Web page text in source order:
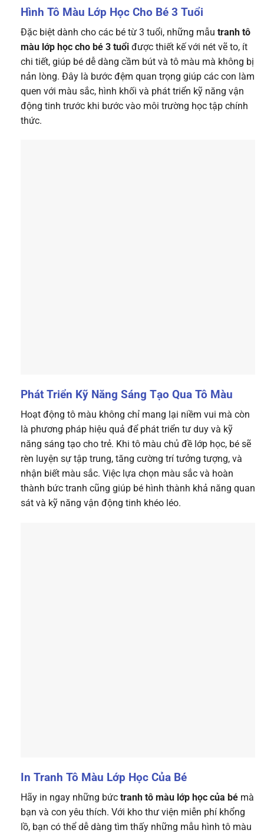
Hình Tô Màu Lớp Học Cho Bé 3 Tuổi
Đặc biệt dành cho các bé từ 3 tuổi, những mẫu tranh tô
màu lớp học cho bé 3 tuổi được thiết kế với nét vẽ to, ít
chi tiết, giúp bé dễ dàng cầm bút và tô màu mà không bị
nản lòng. Đây là bước đệm quan trọng giúp các con làm
quen với màu sắc, hình khối và phát triển kỹ năng vận
động tinh trước khi bước vào môi trường học tập chính
thức.
Phát Triển Kỹ Năng Sáng Tạo Qua Tô Màu
Hoạt động tô màu không chỉ mang lại niềm vui mà còn
là phương pháp hiệu quả để phát triển tư duy và kỹ
năng sáng tạo cho trẻ. Khi tô màu chủ đề lớp học, bé sẽ
rèn luyện sự tập trung, tăng cường trí tưởng tượng, và
nhận biết màu sắc. Việc lựa chọn màu sắc và hoàn
thành bức tranh cũng giúp bé hình thành khả năng quan
sát và kỹ năng vận động tinh khéo léo.
In Tranh Tô Màu Lớp Học Của Bé
Hãy in ngay những bức tranh tô màu lớp học của bé mà
bạn và con yêu thích. Với kho thư viện miễn phí khổng
lồ, bạn có thể dễ dàng tìm thấy những mẫu hình tô màu